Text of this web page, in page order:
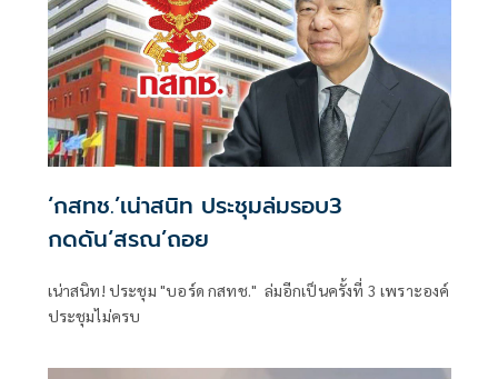
‘กสทช.’เน่าสนิท ประชุมล่มรอบ3
กดดัน‘สรณ’ถอย
เน่าสนิท! ประชุม "บอร์ด กสทช." ล่มอีกเป็นครั้งที่ 3 เพราะองค์
ประชุมไม่ครบ